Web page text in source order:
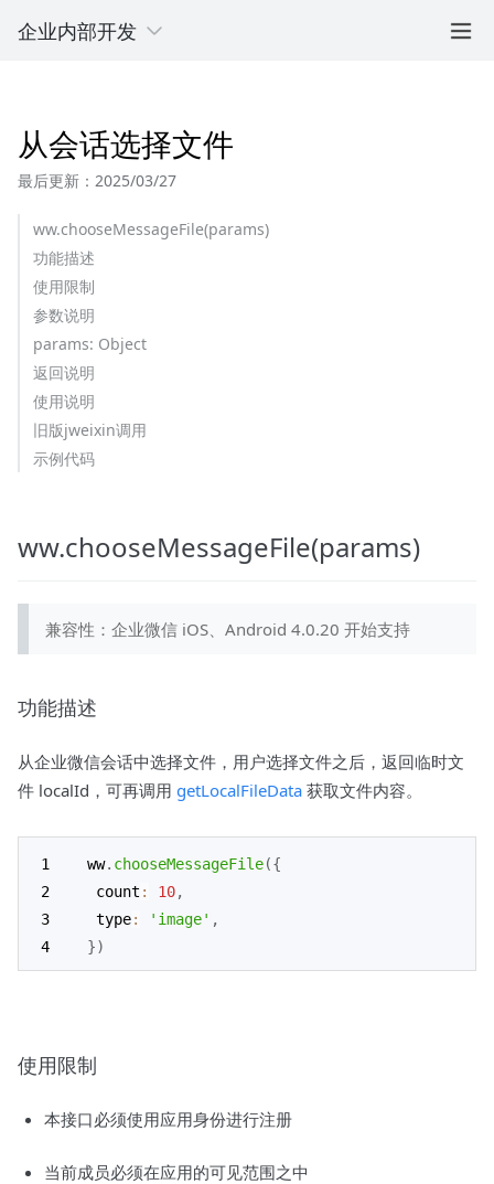
企业内部开发
从会话选择文件
最后更新：2025/03/27
ww.chooseMessageFile(params)
功能描述
使用限制
参数说明
params: Object
返回说明
使用说明
旧版jweixin调用
示例代码
ww.chooseMessageFile(params)
兼容性：企业微信 iOS、Android 4.0.20 开始支持
功能描述
从企业微信会话中选择文件，用户选择文件之后，返回临时文
件 localId，可再调用 getLocalFileData 获取文件内容。
ww. chooseMessageFile({
count : 10,
type: 'image' ,
})
使用限制
本接口必须使用应用身份进行注册
当前成员必须在应用的可见范围之中